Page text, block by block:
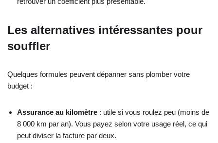
Les alternatives intéressantes pour
souffler
Quelques formules peuvent dépanner sans plomber votre
budget :
Assurance au kilomètre : utile si vous roulez peu (moins de
8 000 km par an). Vous payez selon votre usage réel, ce qui
peut diviser la facture par deux.